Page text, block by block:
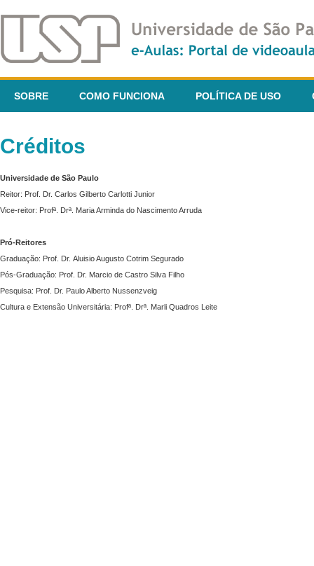
SOBRE COMO FUNCIONA POLÍTICA DE USO
Créditos
Universidade de São Paulo
Reitor: Prof. Dr. Carlos Gilberto Carlotti Junior
Vice-reitor: Profª. Drª. Maria Arminda do Nascimento Arruda
Pró-Reitores
Graduação: Prof. Dr. Aluisio Augusto Cotrim Segurado
Pós-Graduação: Prof. Dr. Marcio de Castro Silva Filho
Pesquisa: Prof. Dr. Paulo Alberto Nussenzveig
Cultura e Extensão Universitária: Profª. Drª. Marli Quadros Leite